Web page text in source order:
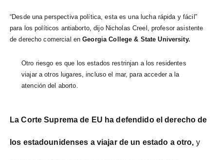
“Desde una perspectiva política, esta es una lucha rápida y fácil”
para los políticos antiaborto, dijo Nicholas Creel, profesor asistente
de derecho comercial enGeorgia College & State University.
Otro riesgo es que los estados restrinjan a los residentes
viajar a otros lugares, incluso el mar, para acceder a la
atención del aborto.
La Corte Suprema de EU ha defendido el derecho de
los estadounidenses a viajar de un estado a otro, y